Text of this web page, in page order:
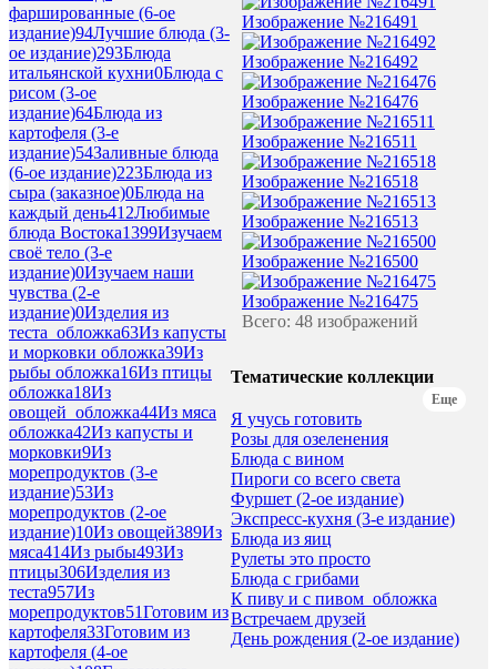
фаршированные (6-ое
издание)94Лучшие блюда (3-
ое издание)293Блюда
итальянской кухни0Блюда с
рисом (3-ое
издание)64Блюда из
картофеля (3-е
издание)54Заливные блюда
(6-ое издание)223Блюда из
сыра (заказное)0Блюда на
каждый день412Любимые
блюда Востока1399Изучаем
своё тело (3-е
издание)0Изучаем наши
чувства (2-е
издание)0Изделия из
теста_обложка63Из капусты
и морковки обложка39Из
рыбы обложка16Из птицы
обложка18Из
овощей_обложка44Из мяса
обложка42Из капусты и
морковки9Из
морепродуктов (3-е
издание)53Из
морепродуктов (2-ое
издание)10Из овощей389Из
мяса414Из рыбы493Из
птицы306Изделия из
теста957Из
морепродуктов51Готовим из
картофеля33Готовим из
картофеля (4-ое
Изображение №216491
Изображение №216492
Изображение №216476
Изображение №216511
Изображение №216518
Изображение №216513
Изображение №216500
Изображение №216475
Всего: 48 изображений
Тематические коллекции
Еще
Я учусь готовить
Розы для озеленения
Блюда с вином
Пироги со всего света
Фуршет (2-ое издание)
Экспресс-кухня (3-е издание)
Блюда из яиц
Рулеты это просто
Блюда с грибами
К пиву и с пивом_обложка
Встречаем друзей
День рождения (2-ое издание)